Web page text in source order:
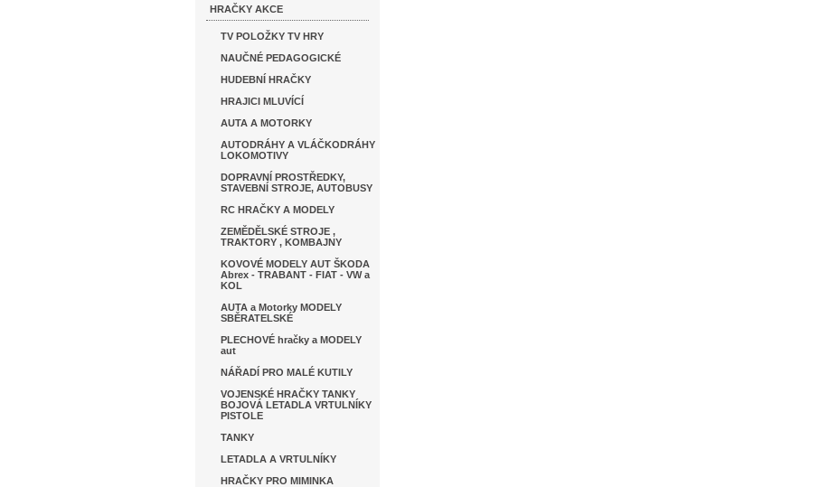
HRAČKY AKCE
TV POLOŽKY TV HRY
NAUČNÉ PEDAGOGICKÉ
HUDEBNÍ HRAČKY
HRAJICI MLUVÍCÍ
AUTA A MOTORKY
AUTODRÁHY A VLÁČKODRÁHY
LOKOMOTIVY
DOPRAVNÍ PROSTŘEDKY,
STAVEBNÍ STROJE, AUTOBUSY
RC HRAČKY A MODELY
ZEMĚDĚLSKÉ STROJE ,
TRAKTORY , KOMBAJNY
KOVOVÉ MODELY AUT ŠKODA
Abrex - TRABANT - FIAT - VW a
KOL
AUTA a Motorky MODELY
SBĚRATELSKÉ
PLECHOVÉ hračky a MODELY
aut
NÁŘADÍ PRO MALÉ KUTILY
VOJENSKÉ HRAČKY TANKY
BOJOVÁ LETADLA VRTULNÍKY
PISTOLE
TANKY
LETADLA A VRTULNÍKY
HRAČKY PRO MIMINKA